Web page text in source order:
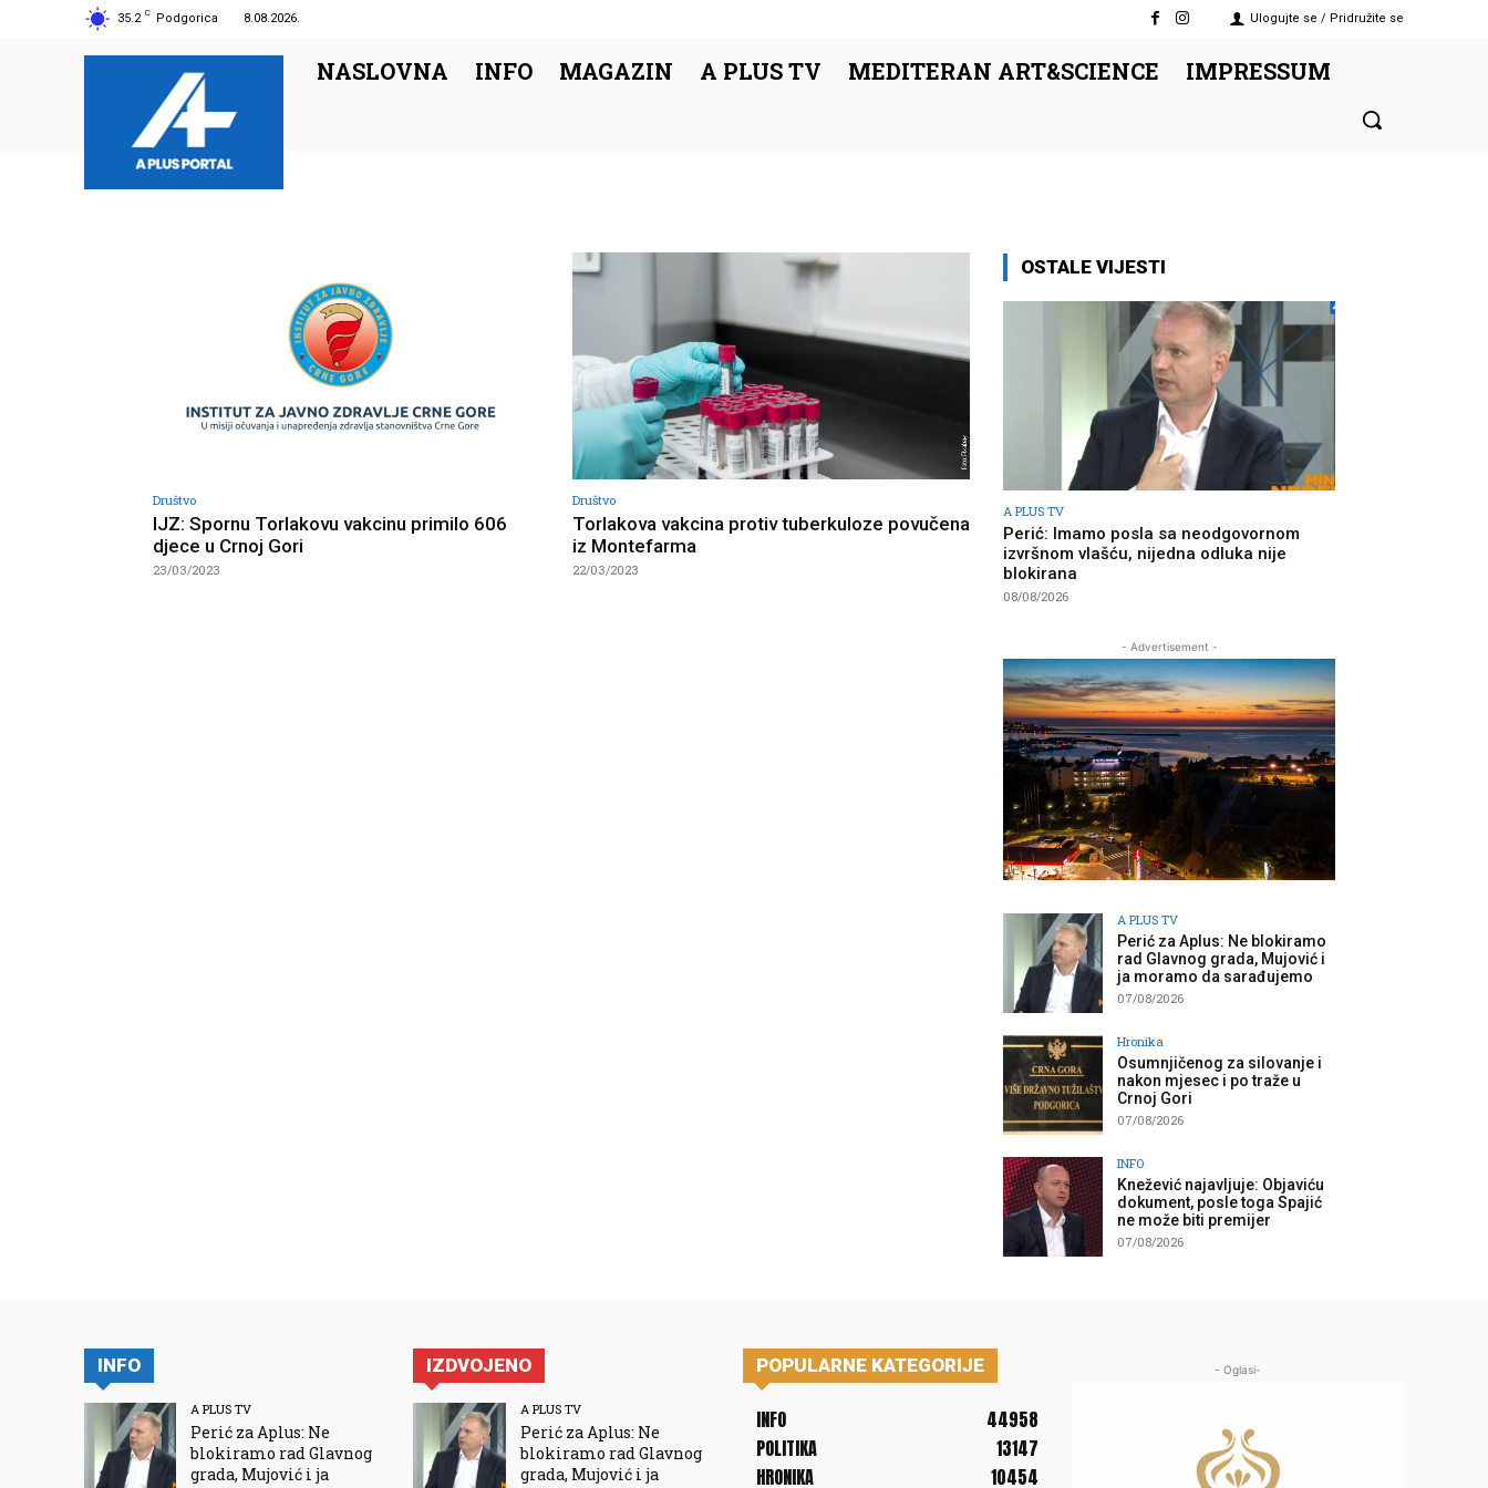
35.2 C Podgorica 8.08.2026. Ulogujte se / Pridružite se
NASLOVNA INFO MAGAZIN A PLUS TV MEDITERAN ART&SCIENCE IMPRESSUM
Društvo
IJZ: Spornu Torlakovu vakcinu primilo 606
djece u Crnoj Gori
23/03/2023
Društvo
Torlakova vakcina protiv tuberkuloze povučena
iz Montefarma
22/03/2023
OSTALE VIJESTI
A PLUS TV
Perić: Imamo posla sa neodgovornom
izvršnom vlašću, nijedna odluka nije
blokirana
08/08/2026
- Advertisement -
A PLUS TV
Perić za Aplus: Ne blokiramo
rad Glavnog grada, Mujović i
ja moramo da sarađujemo
07/08/2026
Hronika
Osumnjičenog za silovanje i
nakon mjesec i po traže u
Crnoj Gori
07/08/2026
INFO
Knežević najavljuje: Objaviću
dokument, posle toga Spajić
ne može biti premijer
07/08/2026
INFO
A PLUS TV
Perić za Aplus: Ne
blokiramo rad Glavnog
grada, Mujović i ja
IZDVOJENO
A PLUS TV
Perić za Aplus: Ne
blokiramo rad Glavnog
grada, Mujović i ja
POPULARNE KATEGORIJE
INFO
44958
POLITIKA
13147
HRONIKA
10454
- Oglasi-